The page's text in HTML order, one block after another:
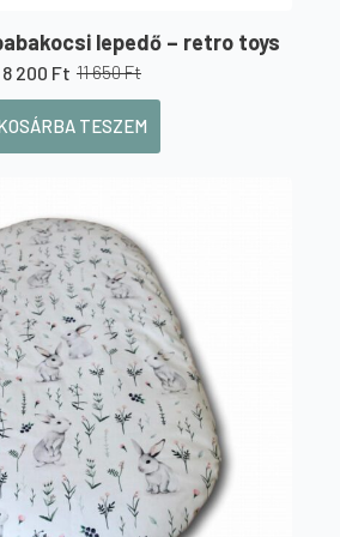
lepedő – retro toys
11 650Ft
Original
price
was:
11
8 200 Ft Current
price
is:
8
TESZEM